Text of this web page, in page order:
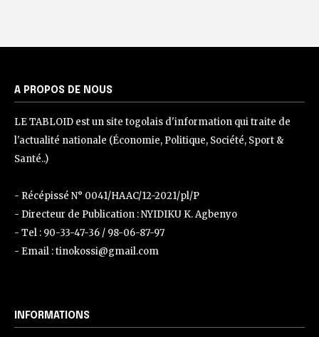
A PROPOS DE NOUS
LE TABLOID est un site togolais d'information qui traite de
l'actualité nationale (Économie, Politique, Société, Sport &
Santé..)
- Récépissé N° 0041/HAAC/12-2021/pl/P
- Directeur de Publication : NYIDIKU K. Agbenyo
- Tel : 90-33-47-36 / 98-06-87-97
- Email : tinokossi@gmail.com
INFORMATIONS